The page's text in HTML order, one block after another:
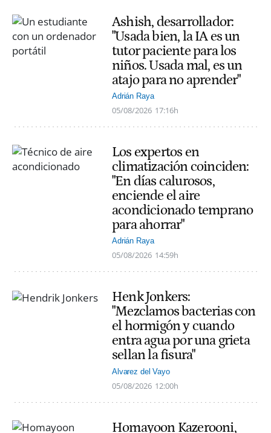
Ashish, desarrollador:
"Usada bien, la IA es un
tutor paciente para los
niños. Usada mal, es un
atajo para no aprender"
Adrián Raya
05/08/2026 17:16h
Los expertos en
climatización coinciden:
"En días calurosos,
enciende el aire
acondicionado temprano
para ahorrar"
Adrián Raya
05/08/2026 14:59h
Henk Jonkers:
"Mezclamos bacterias con
el hormigón y cuando
entra agua por una grieta
sellan la fisura"
Alvarez del Vayo
05/08/2026 12:00h
Homayoon Kazerooni,